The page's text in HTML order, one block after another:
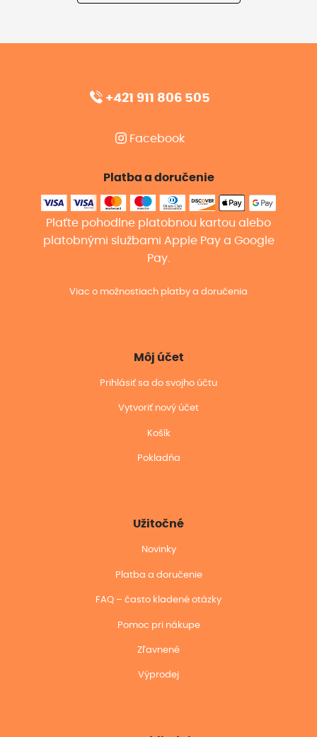
+421 911 806 505
Facebook
Platba a doručenie
Plaťte pohodlne platobnou kartou alebo
platobnými službami Apple Pay a Google
Pay.
Viac o možnostiach platby a doručenia
Môj účet
Prihlásiť sa do svojho účtu
Vytvoriť nový účet
Košík
Pokladňa
Užitočné
Novinky
Platba a doručenie
FAQ – často kladené otázky
Pomoc pri nákupe
Zľavnené
Výprodej